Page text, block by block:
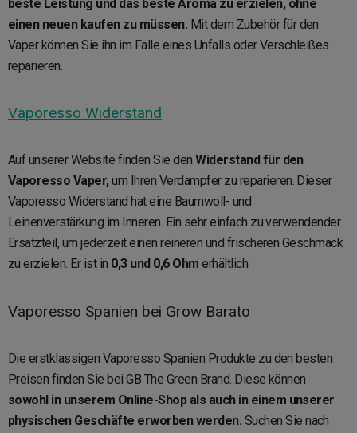
beste Leistung und das beste Aroma zu erzielen, ohne
einen neuen kaufen zu müssen. Mit dem Zubehör für den
Vaper können Sie ihn im Falle eines Unfalls oder Verschleißes
reparieren.
Vaporesso Widerstand
Auf unserer Website finden Sie denWiderstand für den
Vaporesso Vaper,um Ihren Verdampfer zu reparieren. Dieser
Vaporesso Widerstand hat eine Baumwoll- und
Leinenverstärkung im Inneren. Ein sehr einfach zu verwendender
Ersatzteil, um jederzeit einen reineren und frischeren Geschmack
zu erzielen. Er ist in 0,3 und 0,6 Ohm erhältlich.
Vaporesso Spanien bei Grow Barato
Die erstklassigen Vaporesso Spanien Produkte zu den besten
Preisen finden Sie bei GB The Green Brand. Diese können
sowohl in unserem Online-Shop als auch in einem unserer
physischen Geschäfte erworben werden. Suchen Sie nach